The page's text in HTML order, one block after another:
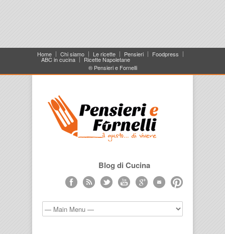
Home Chi siamo Le ricette Pensieri Foodpress
ABC in cucina
Ricette Napoletane
® Pensieri e Fornelli
Blog di Cucina